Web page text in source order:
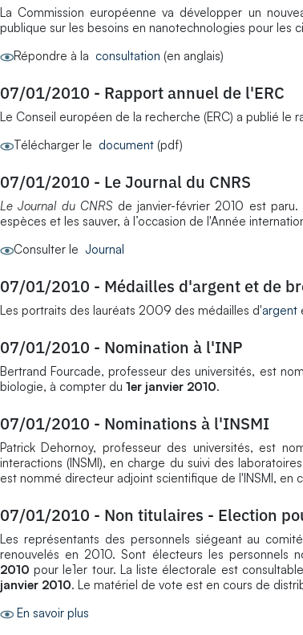
La Commission européenne va développer un
publique sur les besoins en nanotechnologies pour les
Répondre à la consultation (en anglais)
07/01/2010 - Rapport annuel de l'ERC
Le Conseil européen de la recherche (ERC) a publié le
Télécharger le document (pdf)
07/01/2010 - Le Journal du CNRS
Le Journal du CNRSde janvier-février 2010 est paru.
espèces et les sauver, à l’occasion de l'Année
Consulter le Journal
07/01/2010 - Médailles d'argent et de
Les portraits des lauréats 2009 des médailles d'argent
07/01/2010 - Nomination à l'INP
Bertrand Fourcade, professeur des universités, est
biologie, à compter du 1er janvier 2010.
07/01/2010 - Nominations à l'INSMI
Patrick Dehornoy, professeur des universités, est
interactions (INSMI), en charge du suivi des
est nommé directeur adjoint scientifique de l'INSMI, en
07/01/2010 - Non titulaires - Election
Les représentants des personnels siégeant au
renouvelés en 2010. Sont électeurs les
2010pour le1er tour. La liste électorale est
janvier 2010. Le matériel de vote est en cours de
En savoir plus